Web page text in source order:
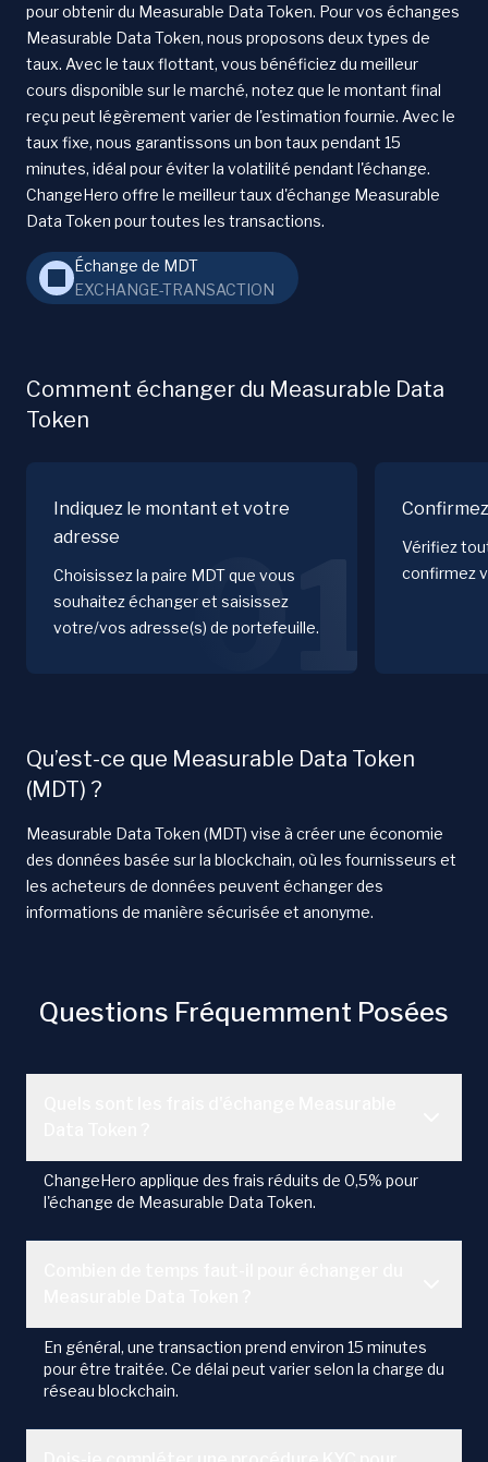
pour obtenir du Measurable Data Token. Pour vos échanges
Measurable Data Token, nous proposons deux types de
taux. Avec le taux flottant, vous bénéficiez du meilleur
cours disponible sur le marché, notez que le montant final
reçu peut légèrement varier de l'estimation fournie. Avec le
taux fixe, nous garantissons un bon taux pendant 15
minutes, idéal pour éviter la volatilité pendant l'échange.
ChangeHero offre le meilleur taux d'échange Measurable
Data Token pour toutes les transactions.
Échange de MDT
EXCHANGE-TRANSACTION
Comment échanger du Measurable Data
Token
Indiquez le montant et votre
adresse
Choisissez la paire MDT que vous
souhaitez échanger et saisissez
votre/vos adresse(s) de portefeuille.
01
Vérifiez
confirmez
Qu’est-ce que Measurable Data Token
(MDT) ?
Measurable Data Token (MDT) vise à créer une économie
des données basée sur la blockchain, où les fournisseurs et
les acheteurs de données peuvent échanger des
informations de manière sécurisée et anonyme.
Questions Fréquemment Posées
ChangeHero applique des frais réduits de 0,5% pour
l'échange de Measurable Data Token.
En général, une transaction prend environ 15 minutes
pour être traitée. Ce délai peut varier selon la charge du
réseau blockchain.